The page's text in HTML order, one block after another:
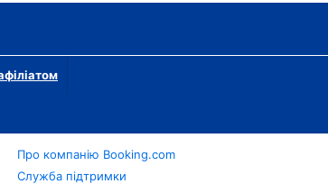
Про компанію Booking.com
Служба підтримки